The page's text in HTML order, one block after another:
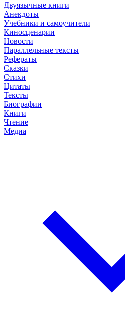
Двуязычные книги
Анекдоты
Учебники и самоучители
Киносценарии
Новости
Параллельные тексты
Рефераты
Сказки
Стихи
Цитаты
Тексты
Биографии
Книги
Чтение
Медиа